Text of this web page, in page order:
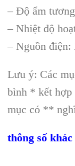
– Độ ẩm
– Nhiệt độ
– Nguồn
Lưu ý: Các
bình * kết hợp
mục có **
thông số khác